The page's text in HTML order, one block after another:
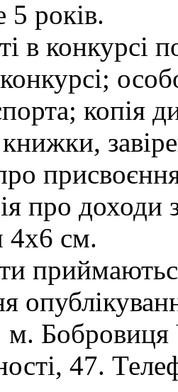
років.
в конкурсі
копія
про доходи
4х6 см.
Бобровиця
47.